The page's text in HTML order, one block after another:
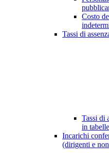
Costo
Tassi di
Tassi di
in
Incarichi
(dirigenti e